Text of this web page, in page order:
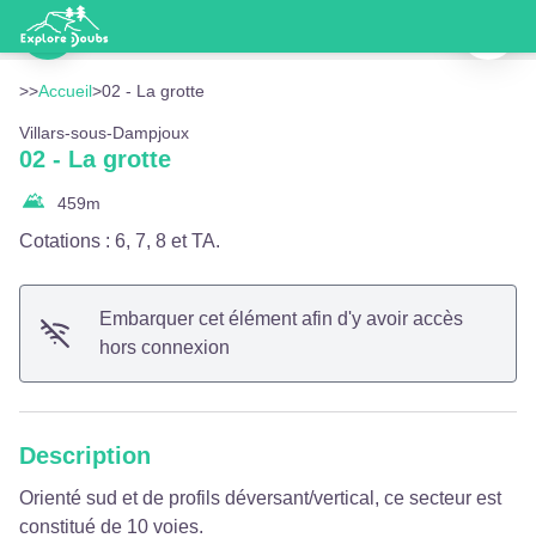
02 - La grotte
Voir l'image en plein écran
>>Accueil>02 - La grotte
Villars-sous-Dampjoux
02 - La grotte
459m
Cotations : 6, 7, 8 et TA.
Embarquer cet élément afin d'y avoir accès
hors connexion
Description
Orienté sud et de profils déversant/vertical, ce secteur est
constitué de 10 voies.